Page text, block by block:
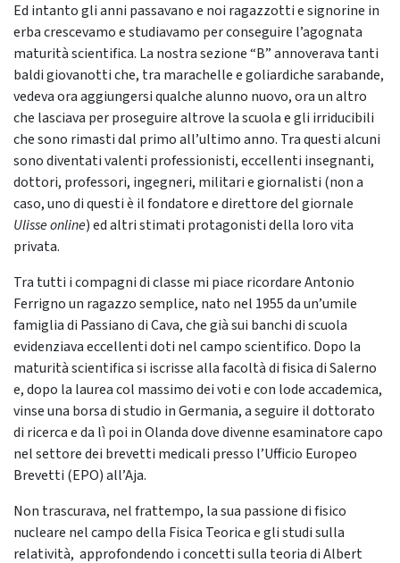
Ed intanto gli anni passavano e noi ragazzotti e signorine in
erba crescevamo e studiavamo per conseguire l’agognata
maturità scientifica. La nostra sezione “B” annoverava tanti
baldi giovanotti che, tra marachelle e goliardiche sarabande,
vedeva ora aggiungersi qualche alunno nuovo, ora un altro
che lasciava per proseguire altrove la scuola e gli irriducibili
che sono rimasti dal primo all’ultimo anno. Tra questi alcuni
sono diventati valenti professionisti, eccellenti insegnanti,
dottori, professori, ingegneri, militari e giornalisti (non a
caso, uno di questi è il fondatore e direttore del giornale
Ulisse online) ed altri stimati protagonisti della loro vita
privata.
Tra tutti i compagni di classe mi piace ricordare Antonio
Ferrigno un ragazzo semplice, nato nel 1955 da un’umile
famiglia di Passiano di Cava, che già sui banchi di scuola
evidenziava eccellenti doti nel campo scientifico. Dopo la
maturità scientifica si iscrisse alla facoltà di fisica di Salerno
e, dopo la laurea col massimo dei voti e con lode accademica,
vinse una borsa di studio in Germania, a seguire il dottorato
di ricerca e da lì poi in Olanda dove divenne esaminatore capo
nel settore dei brevetti medicali presso l’Ufficio Europeo
Brevetti (EPO) all’Aja.
Non trascurava, nel frattempo, la sua passione di fisico
nucleare nel campo della Fisica Teorica e gli studi sulla
relatività, approfondendo i concetti sulla teoria diAlbert